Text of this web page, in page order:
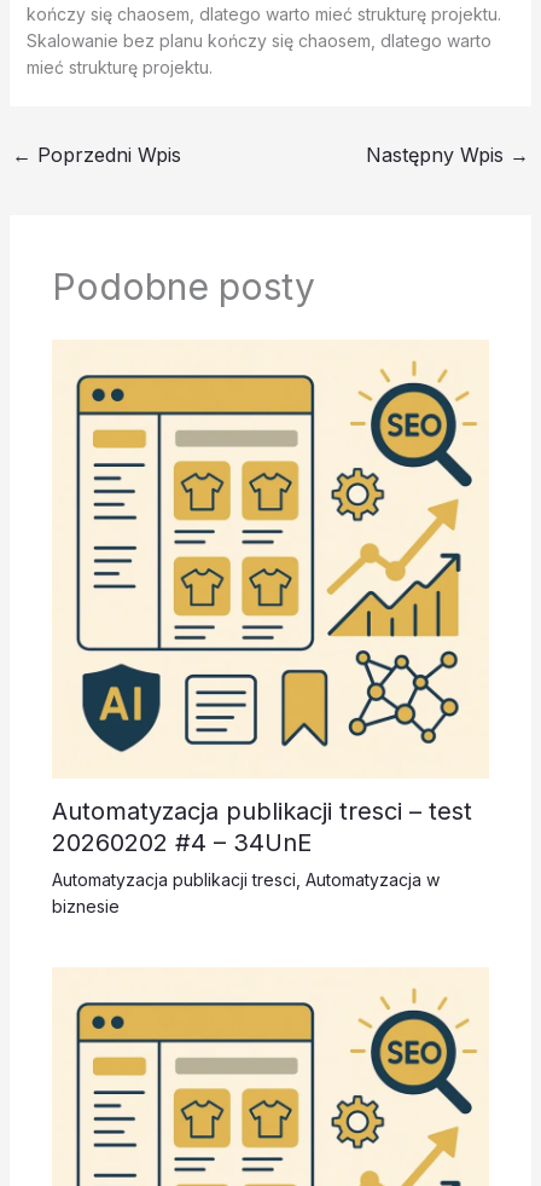
kończy się chaosem, dlatego warto mieć strukturę projektu.
Skalowanie bez planu kończy się chaosem, dlatego warto
mieć strukturę projektu.
← Poprzedni Wpis Następny Wpis →
Podobne posty
Automatyzacja publikacji tresci – test
20260202 #4 – 34UnE
Automatyzacja publikacji tresci Automatyzacja w
biznesie